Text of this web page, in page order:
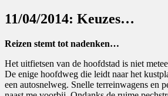
11/04/2014: Keuzes…
Reizen stemt tot nadenken…
Het uitfietsen van de hoofdstad is niet
De enige hoofdweg die leidt naar het
een autosnelweg. Snelle terreinwagens en